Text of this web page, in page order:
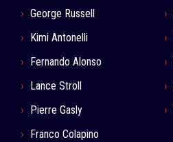
George Russell
Kimi Antonelli
Fernando Alonso
Lance Stroll
Pierre Gasly
Franco Colapino